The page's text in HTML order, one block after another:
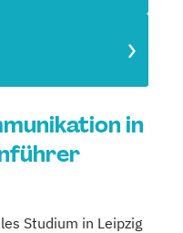
in
Studium in Leipzig